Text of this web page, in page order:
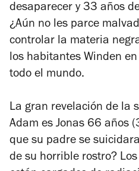
desaparecer y 33 años
¿Aún no les parce
controlar la materia
los habitantes Winden
todo el mundo.
La gran revelación de la
Adam es Jonas 66 años
que su padre se
de su horrible rostro?